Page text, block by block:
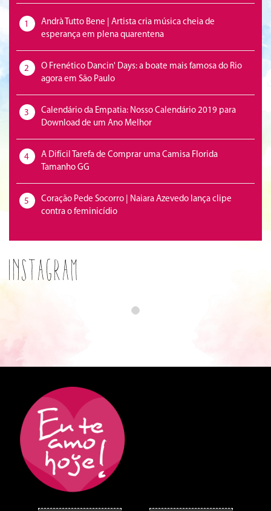
1
Andrà Tutto Bene | Artista cria música cheia de
esperança em plena quarentena
2
O Frenético Dancin' Days: a boate mais famosa do Rio
agora em São Paulo
3
Calendário da Empatia: Nosso Calendário 2019 para
Download de um Ano Melhor
4
A Difícil Tarefa de Comprar uma Camisa Florida
Tamanho GG
5
Coração Pede Socorro | Naiara Azevedo lança clipe
contra o feminicídio
Instagram